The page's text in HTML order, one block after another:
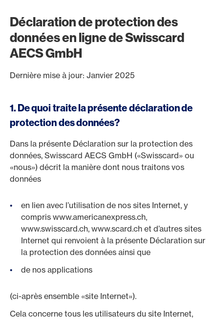
Déclaration de protection des
données en ligne de Swisscard
AECS GmbH
Dernière mise à jour: Janvier 2025
1. De quoi traite la présente déclaration de
protection des données?
Dans la présente Déclaration sur la protection des
données, Swisscard AECS GmbH («Swisscard» ou
«nous») décrit la manière dont nous traitons vos
données
en lien avec l’utilisation de nos sites Internet, y
compris www.americanexpress.ch,
www.swisscard.ch, www.scard.ch et d’autres sites
Internet qui renvoient à la présente Déclaration sur
la protection des données ainsi que
de nos applications
(ci-après ensemble «site Internet»).
Cela concerne tous les utilisateurs du site Internet,